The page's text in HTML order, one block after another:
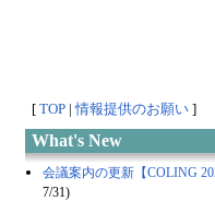
[TOP |情報提供のお願い ]
What's New
会議案内の更新【COLING
7/31)